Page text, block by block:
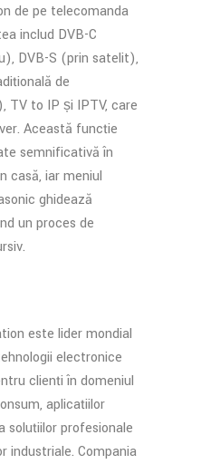
de pe telecomanda
includ DVB-C
DVB-S (prin satelit),
de
TV to IP și IPTV, care
Această funcție
semnificativă în
casă, iar meniul
ghidează
un proces de
este lider mondial
electronice
clienți în domeniul
aplicațiilor
soluțiilor profesionale
industriale. Compania